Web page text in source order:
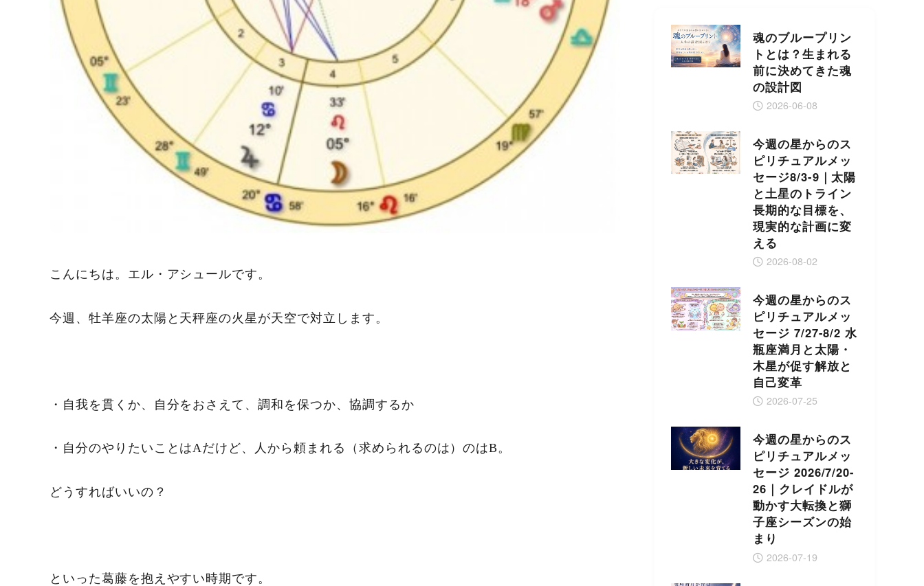
こんにちは。エル・アシュールです。
今週、牡羊座の太陽と天秤座の火星が天空で対立します。
・自我を貫くか、自分をおさえて、調和を保つか、協調するか
・自分のやりたいことはAだけど、人から頼まれる（求められるのは）のはB。
どうすればいいの？
といった葛藤を抱えやすい時期です。
魂のブループリン
トとは？生まれる
前に決めてきた魂
の設計図
2026-06-08
今週の星からのス
ピリチュアルメッ
セージ8/3-9｜太陽
と土星のトライン
長期的な目標を、
現実的な計画に変
える
2026-08-02
今週の星からのス
ピリチュアルメッ
セージ 7/27-8/2 水
瓶座満月と太陽・
木星が促す解放と
自己変革
2026-07-25
今週の星からのス
ピリチュアルメッ
セージ 2026/7/20-
26｜クレイドルが
動かす大転換と獅
子座シーズンの始
まり
2026-07-19